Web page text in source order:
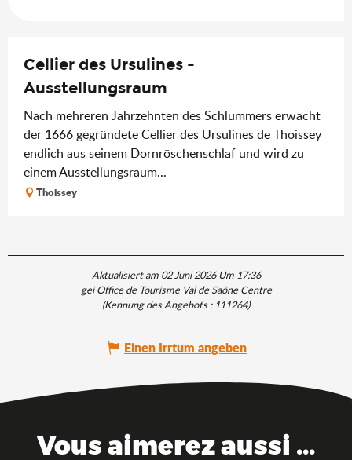
Cellier des Ursulines -
Ausstellungsraum
Nach mehreren Jahrzehnten des Schlummers erwacht
der 1666 gegründete Cellier des Ursulines de Thoissey
endlich aus seinem Dornröschenschlaf und wird zu
einem Ausstellungsraum...
Thoissey
Aktualisiert am 02 Juni 2026 Um 17:36
gei Office de Tourisme Val de Saône Centre
(Kennung des Angebots : 111264)
Einen Irrtum angeben
Vous aimerez aussi ...